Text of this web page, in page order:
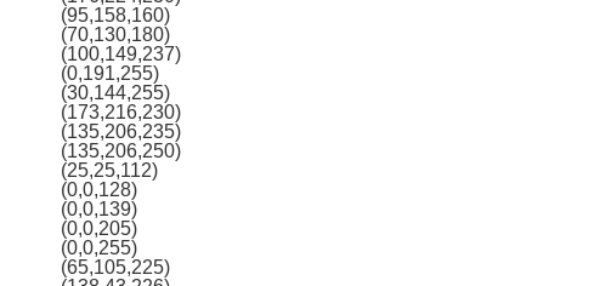
(95,158,160)
(70,130,180)
(100,149,237)
(0,191,255)
(30,144,255)
(173,216,230)
(135,206,235)
(135,206,250)
(25,25,112)
(0,0,128)
(0,0,139)
(0,0,205)
(0,0,255)
(65,105,225)